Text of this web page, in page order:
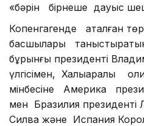
«бәрін бірнеше дауыс
Копенгагенде аталған
басшылары
бұрынғы президенті
үлгісімен, Халықаралық
мінбесіне Америка
мен Бразилия президенті
Силва және Испания